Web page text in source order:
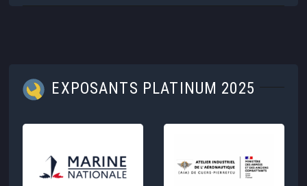
EXPOSANTS PLATINUM 2025